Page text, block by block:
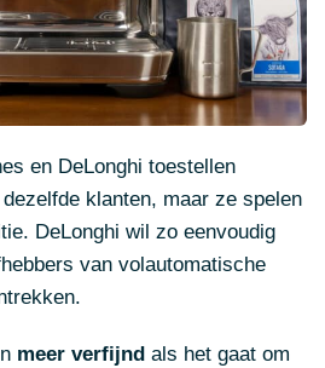
en DeLonghi toestellen
klanten, maar ze spelen
DeLonghi wil zo eenvoudig
van volautomatische
meer verfijnd als het gaat om